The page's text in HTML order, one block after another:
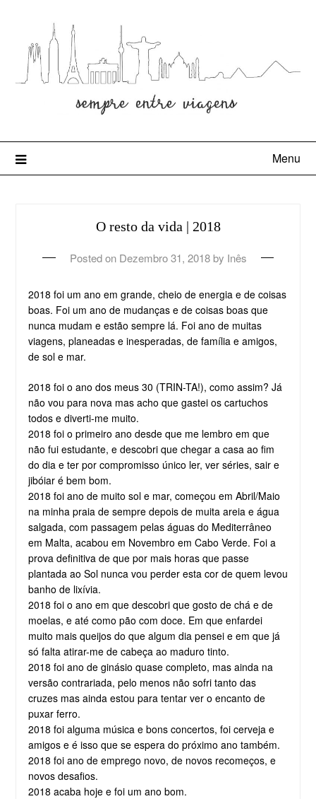
Menu
O resto da vida | 2018
Posted on Dezembro 31, 2018by Inês
2018 foi um ano em grande, cheio de energia e de coisas
boas. Foi um ano de mudanças e de coisas boas que
nunca mudam e estão sempre lá. Foi ano de muitas
viagens, planeadas e inesperadas, de família e amigos,
de sol e mar.
2018 foi o ano dos meus 30 (TRIN-TA!), como assim? Já
não vou para nova mas acho que gastei os cartuchos
todos e diverti-me muito.
2018 foi o primeiro ano desde que me lembro em que
não fui estudante, e descobri que chegar a casa ao fim
do dia e ter por compromisso único ler, ver séries, sair e
jibóiar é bem bom.
2018 foi ano de muito sol e mar, começou em Abril/Maio
na minha praia de sempre depois de muita areia e água
salgada, com passagem pelas águas do Mediterrâneo
em Malta, acabou em Novembro em Cabo Verde. Foi a
prova definitiva de que por mais horas que passe
plantada ao Sol nunca vou perder esta cor de quem levou
banho de lixívia.
2018 foi o ano em que descobri que gosto de chá e de
moelas, e até como pão com doce. Em que enfardei
muito mais queijos do que algum dia pensei e em que já
só falta atirar-me de cabeça ao maduro tinto.
2018 foi ano de ginásio quase completo, mas ainda na
versão contrariada, pelo menos não sofri tanto das
cruzes mas ainda estou para tentar ver o encanto de
puxar ferro.
2018 foi alguma música e bons concertos, foi cerveja e
amigos e é isso que se espera do próximo ano também.
2018 foi ano de emprego novo, de novos recomeços, e
novos desafios.
2018 acaba hoje e foi um ano bom.